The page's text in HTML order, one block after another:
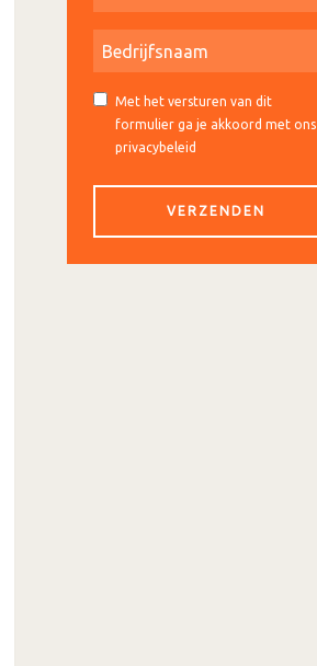
Met het versturen van dit
formulier ga je akkoord met ons
privacybeleid